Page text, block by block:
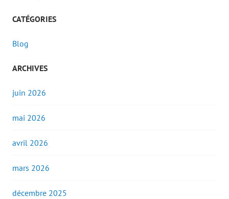
CATÉGORIES
Blog
ARCHIVES
juin 2026
mai 2026
avril 2026
mars 2026
décembre 2025